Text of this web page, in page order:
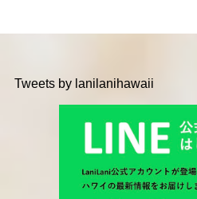
Tweets by lanilanihawaii